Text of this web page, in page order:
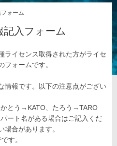
ォーム
記入フォーム
ライセンス取得された方がライセ
フォームです。
情報です。以下の注意点がござい
かとう→KATO、たろう→TARO
ート名がある場合はご記入くだ
場合があります。
す。